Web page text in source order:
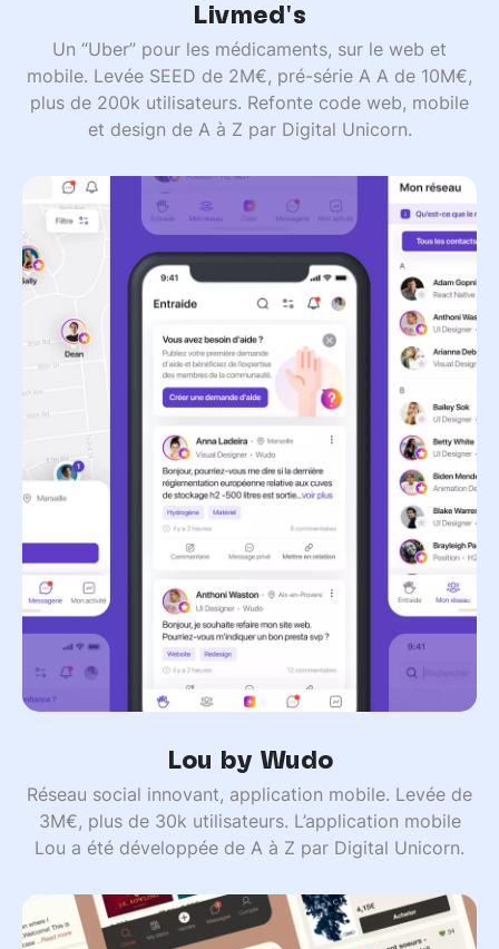
Livmed's
Un “Uber” pour les médicaments, sur le web et
mobile. Levée SEED de 2M€, pré-série A A de 10M€,
plus de 200k utilisateurs. Refonte code web, mobile
et design de A à Z par Digital Unicorn.
Lou by Wudo
Réseau social innovant, application mobile. Levée de
3M€, plus de 30k utilisateurs. L’application mobile
Lou a été développée de A à Z par Digital Unicorn.